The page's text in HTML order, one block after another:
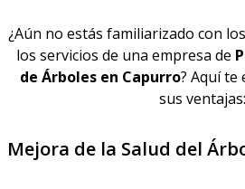
¿Aún no estás familiarizado con
los servicios de una empresa de
de Árboles en Capurro? Aquí te
sus ventajas:
Mejora de la Salud del